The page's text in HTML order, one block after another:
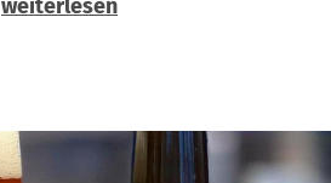
weiterlesen